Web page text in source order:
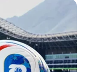
agungkan
kritis. Di
oleh
diesel